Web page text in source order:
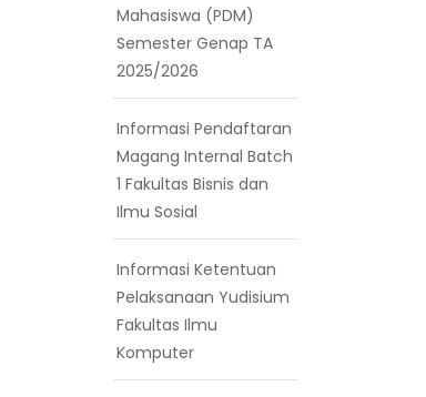
Mahasiswa (PDM)
Semester Genap TA
2025/2026
Informasi Pendaftaran
Magang Internal Batch
1 Fakultas Bisnis dan
Ilmu Sosial
Informasi Ketentuan
Pelaksanaan Yudisium
Fakultas Ilmu
Komputer